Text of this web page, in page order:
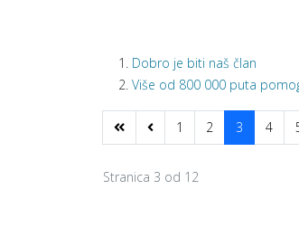
Dobro je biti naš član
Više od 800 000 puta
1 2 3 4
Stranica 3 od 12